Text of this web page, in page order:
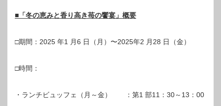
■「冬の恵みと香り高き苺の饗宴」概要
□期間：2025 年1 月6 日（月）〜2025年2 月28 日（金）
□時間：
・ランチビュッフェ（月～金） ：第1 部11：30～13：00